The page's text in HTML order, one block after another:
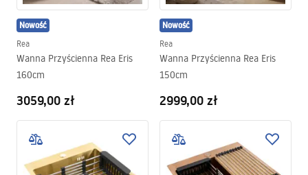
Nowość
Rea
Wanna Przyścienna Rea Eris
160cm
3059,00 zł
Nowość
Rea
Wanna Przyścienna Rea Eris
150cm
2999,00 zł